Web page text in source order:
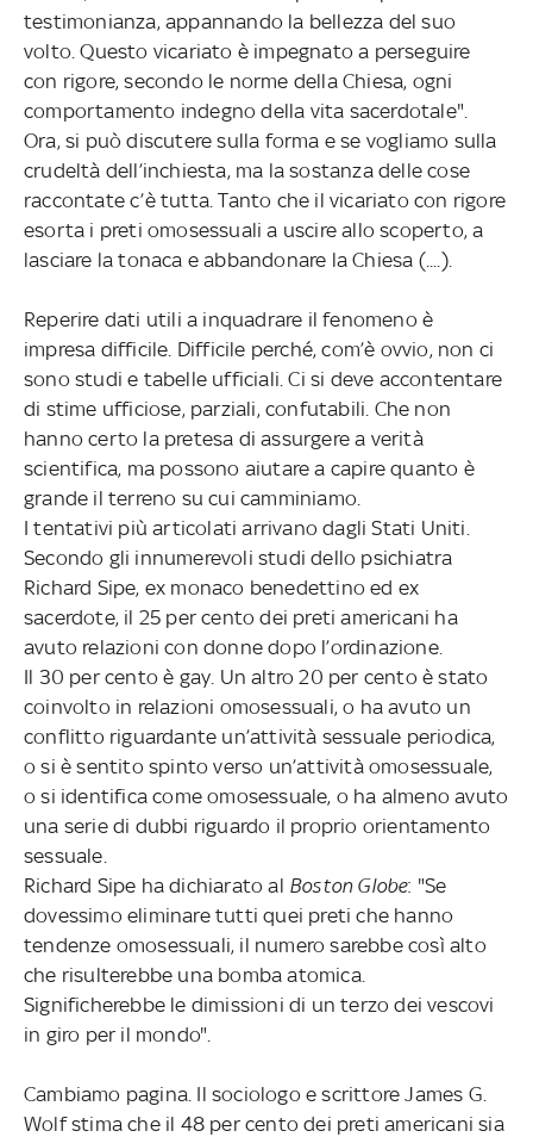
testimonianza, appannando la bellezza del suo
volto. Questo vicariato è impegnato a perseguire
con rigore, secondo le norme della Chiesa, ogni
comportamento indegno della vita sacerdotale".
Ora, si può discutere sulla forma e se vogliamo sulla
crudeltà dell’inchiesta, ma la sostanza delle cose
raccontate c’è tutta. Tanto che il vicariato con rigore
esorta i preti omosessuali a uscire allo scoperto, a
lasciare la tonaca e abbandonare la Chiesa (....).
Reperire dati utili a inquadrare il fenomeno è
impresa difficile. Difficile perché, com’è ovvio, non ci
sono studi e tabelle ufficiali. Ci si deve accontentare
di stime ufficiose, parziali, confutabili. Che non
hanno certo la pretesa di assurgere a verità
scientifica, ma possono aiutare a capire quanto è
grande il terreno su cui camminiamo.
I tentativi più articolati arrivano dagli Stati Uniti.
Secondo gli innumerevoli studi dello psichiatra
Richard Sipe, ex monaco benedettino ed ex
sacerdote, il 25 per cento dei preti americani ha
avuto relazioni con donne dopo l’ordinazione.
Il 30 per cento è gay. Un altro 20 per cento è stato
coinvolto in relazioni omosessuali, o ha avuto un
conflitto riguardante un’attività sessuale periodica,
o si è sentito spinto verso un’attività omosessuale,
o si identifica come omosessuale, o ha almeno avuto
una serie di dubbi riguardo il proprio orientamento
sessuale.
Richard Sipe ha dichiarato al Boston Globe: "Se
dovessimo eliminare tutti quei preti che hanno
tendenze omosessuali, il numero sarebbe così alto
che risulterebbe una bomba atomica.
Significherebbe le dimissioni di un terzo dei vescovi
in giro per il mondo".
Cambiamo pagina. Il sociologo e scrittore James G.
Wolf stima che il 48 per cento dei preti americani sia